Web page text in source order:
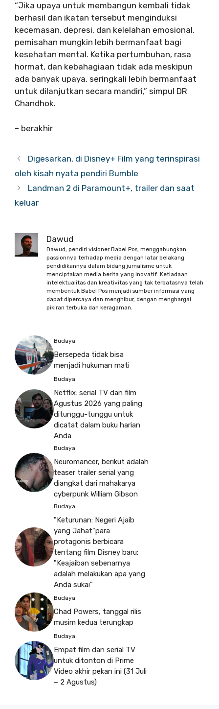
“Jika upaya untuk membangun kembali tidak
berhasil dan ikatan tersebut menginduksi
kecemasan, depresi, dan kelelahan emosional,
pemisahan mungkin lebih bermanfaat bagi
kesehatan mental. Ketika pertumbuhan, rasa
hormat, dan kebahagiaan tidak ada meskipun
ada banyak upaya, seringkali lebih bermanfaat
untuk dilanjutkan secara mandiri,” simpul DR
Chandhok.
– berakhir
Digesarkan, di Disney+ Film yang terinspirasi
oleh kisah nyata pendiri Bumble
Landman 2 di Paramount+, trailer dan saat
keluar
Dawud
Dawud, pendiri visioner Babel Pos, menggabungkan
passionnya terhadap media dengan latar belakang
pendidikannya dalam bidang jurnalisme untuk
menciptakan media berita yang inovatif. Ketiadaan
intelektualitas dan kreativitas yang tak terbatasnya telah
membentuk Babel Pos menjadi sumber informasi yang
dapat dipercaya dan menghibur, dengan menghargai
pikiran terbuka dan keragaman.
Budaya
Bersepeda tidak bisa
menjadi hukuman mati
Budaya
Netflix: serial TV dan film
Agustus 2026 yang paling
ditunggu-tunggu untuk
dicatat dalam buku harian
Anda
Budaya
Neuromancer, berikut adalah
teaser trailer serial yang
diangkat dari mahakarya
cyberpunk William Gibson
Budaya
"Keturunan: Negeri Ajaib
yang Jahat"para
protagonis berbicara
tentang film Disney baru:
"Keajaiban sebenarnya
adalah melakukan apa yang
Anda sukai"
Budaya
Chad Powers, tanggal rilis
musim kedua terungkap
Budaya
Empat film dan serial TV
untuk ditonton di Prime
Video akhir pekan ini (31 Juli
– 2 Agustus)